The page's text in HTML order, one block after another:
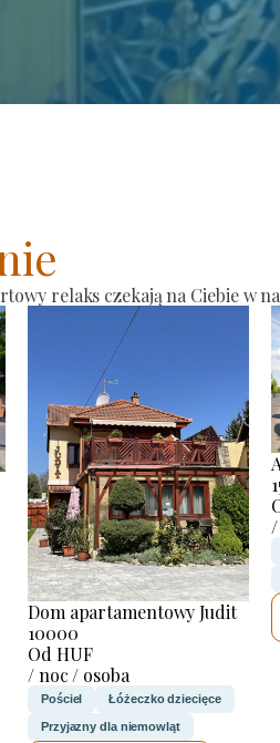
relaks czekają na Ciebie w
Dom apartamentowy Judit
10000
Od HUF
/ noc / osoba
Pościel Łóżeczko dziecięce
Przyjazny dla niemowląt
/